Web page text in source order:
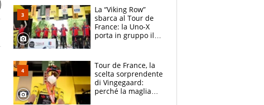
mirino
La “Viking Row”
sbarca al Tour de
France: la Uno-X
porta in gruppo il
compagni
Tour de France, la
scelta sorprendente
di Vingegaard:
perché la maglia